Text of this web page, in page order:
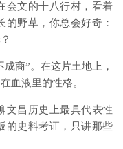
会文的十八行村，看着
野草，你总会好奇：
商”。在这片土地上，
血液里的性格。
文昌历史上最具代表性
的史料考证，只讲那些